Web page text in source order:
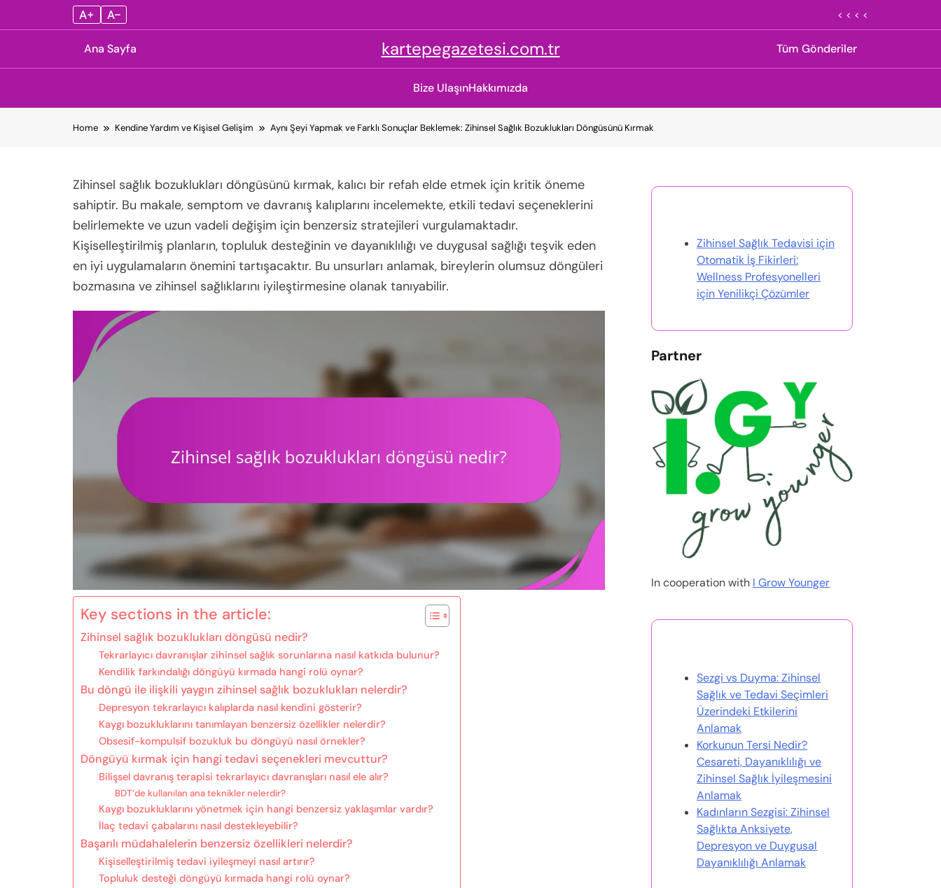
A+ A– < < < <
Ana Sayfa kartepegazetesi.com.tr Tüm Gönderiler
Bize UlaşınHakkımızda
Home Kendine Yardım ve Kişisel Gelişim Aynı Şeyi Yapmak ve Farklı Sonuçlar Beklemek: Zihinsel Sağlık Bozuklukları Döngüsünü Kırmak
Zihinsel sağlık bozuklukları döngüsünü kırmak, kalıcı bir refah elde etmek için kritik öneme
sahiptir. Bu makale, semptom ve davranış kalıplarını incelemekte, etkili tedavi seçeneklerini
belirlemekte ve uzun vadeli değişim için benzersiz stratejileri vurgulamaktadır.
Kişiselleştirilmiş planların, topluluk desteğinin ve dayanıklılığı ve duygusal sağlığı teşvik eden
en iyi uygulamaların önemini tartışacaktır. Bu unsurları anlamak, bireylerin olumsuz döngüleri
bozmasına ve zihinsel sağlıklarını iyileştirmesine olanak tanıyabilir.
Key sections in the article:
Zihinsel sağlık bozuklukları döngüsü nedir?
Tekrarlayıcı davranışlar zihinsel sağlık sorunlarına nasıl katkıda bulunur?
Kendilik farkındalığı döngüyü kırmada hangi rolü oynar?
Bu döngü ile ilişkili yaygın zihinsel sağlık bozuklukları nelerdir?
Depresyon tekrarlayıcı kalıplarda nasıl kendini gösterir?
Kaygı bozukluklarını tanımlayan benzersiz özellikler nelerdir?
Obsesif-kompulsif bozukluk bu döngüyü nasıl örnekler?
Döngüyü kırmak için hangi tedavi seçenekleri mevcuttur?
Bilişsel davranış terapisi tekrarlayıcı davranışları nasıl ele alır?
BDT’de kullanılan ana teknikler nelerdir?
Kaygı bozukluklarını yönetmek için hangi benzersiz yaklaşımlar vardır?
İlaç tedavi çabalarını nasıl destekleyebilir?
Başarılı müdahalelerin benzersiz özellikleri nelerdir?
Kişiselleştirilmiş tedavi iyileşmeyi nasıl artırır?
Topluluk desteği döngüyü kırmada hangi rolü oynar?
Zihinsel Sağlık Tedavisi için
Otomatik İş Fikirleri:
Wellness Profesyonelleri
için Yenilikçi Çözümler
Partner
In cooperation with I Grow Younger
Sezgi vs Duyma: Zihinsel
Sağlık ve Tedavi Seçimleri
Üzerindeki Etkilerini
Anlamak
Korkunun Tersi Nedir?
Cesareti, Dayanıklılığı ve
Zihinsel Sağlık İyileşmesini
Anlamak
Kadınların Sezgisi: Zihinsel
Sağlıkta Anksiyete,
Depresyon ve Duygusal
Dayanıklılığı Anlamak